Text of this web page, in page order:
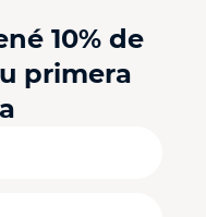
10% de
primera